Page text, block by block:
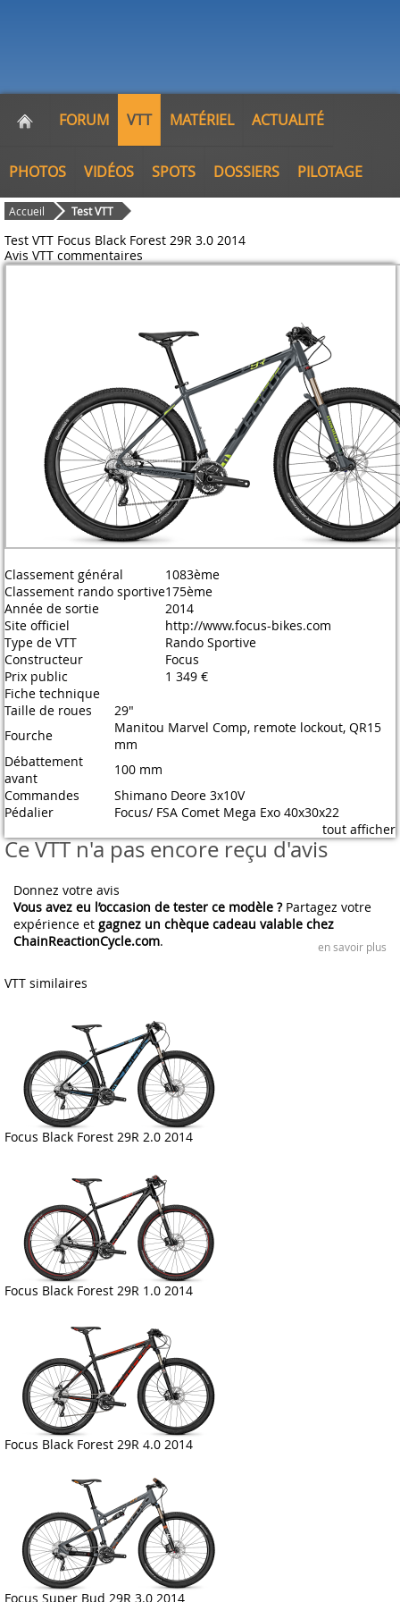
FORUM VTT MATÉRIEL ACTUALITÉ
PHOTOS VIDÉOS SPOTS DOSSIERS PILOTAGE
Accueil Test VTT
Test VTT Focus Black Forest 29R 3.0 2014
Avis VTT commentaires
Classement général
1083ème
Classement rando sportive175ème
Année de sortie
2014
Site officiel
http://www.focus-bikes.com
Type de VTT
Rando Sportive
Constructeur
Focus
Prix public
1 349 €
Fiche technique
Taille de roues
29"
Fourche
Manitou Marvel Comp, remote lockout, QR15
mm
Débattement
avant
100 mm
Commandes
Shimano Deore 3x10V
Pédalier
Focus/ FSA Comet Mega Exo 40x30x22
tout afficher
Ce VTT n'a pas encore reçu d'avis
Donnez votre avis
Vous avez eu l’occasion de tester ce modèle ?Partagez votre
expérience et gagnez un chèque cadeau valable chez
ChainReactionCycle.com. en savoir plus
VTT similaires
Focus Black Forest 29R 2.0 2014
Focus Black Forest 29R 1.0 2014
Focus Black Forest 29R 4.0 2014
Focus Super Bud 29R 3.0 2014